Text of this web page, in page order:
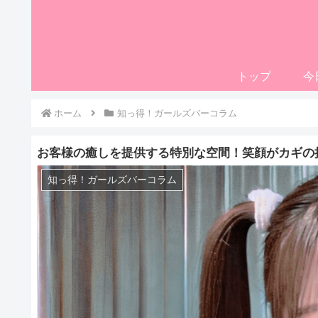
トップ 今
ホーム 知っ得！ガールズバーコラム
お客様の癒しを提供する特別な空間！笑顔がカギの
知っ得！ガールズバーコラム